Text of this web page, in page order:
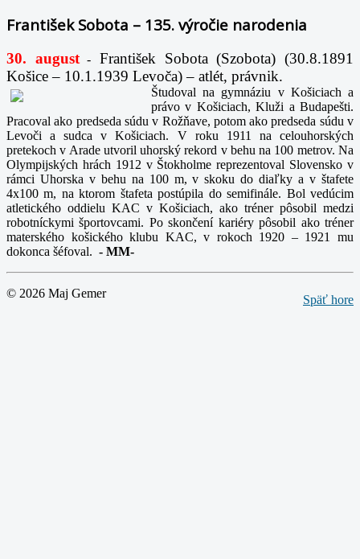
František Sobota – 135. výročie narodenia
30. august-
František Sobota (Szobota) (30.8.1891
Košice – 10.1.1939 Levoča) – atlét, právnik.
Študoval na gymnáziu v Košiciach a
právo v Košiciach, Kluži a Budapešti.
Pracoval ako predseda súdu v Rožňave, potom ako predseda súdu v
Levoči a sudca v Košiciach. V roku 1911 na celouhorských
pretekoch v Arade utvoril uhorský rekord v behu na 100 metrov. Na
Olympijských hrách 1912 v Štokholme reprezentoval Slovensko v
rámci Uhorska v behu na 100 m, v skoku do diaľky a v štafete
4x100 m, na ktorom štafeta postúpila do semifinále. Bol vedúcim
atletického oddielu KAC v Košiciach, ako tréner pôsobil medzi
robotníckymi športovcami. Po skončení kariéry pôsobil ako tréner
materského košického klubu KAC, v rokoch 1920 – 1921 mu
dokonca šéfoval. - MM-
Späť hore
© 2026 Maj Gemer